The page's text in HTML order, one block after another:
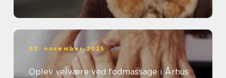
02. november 2025
Oplev velvære ved fodmassage i Århus